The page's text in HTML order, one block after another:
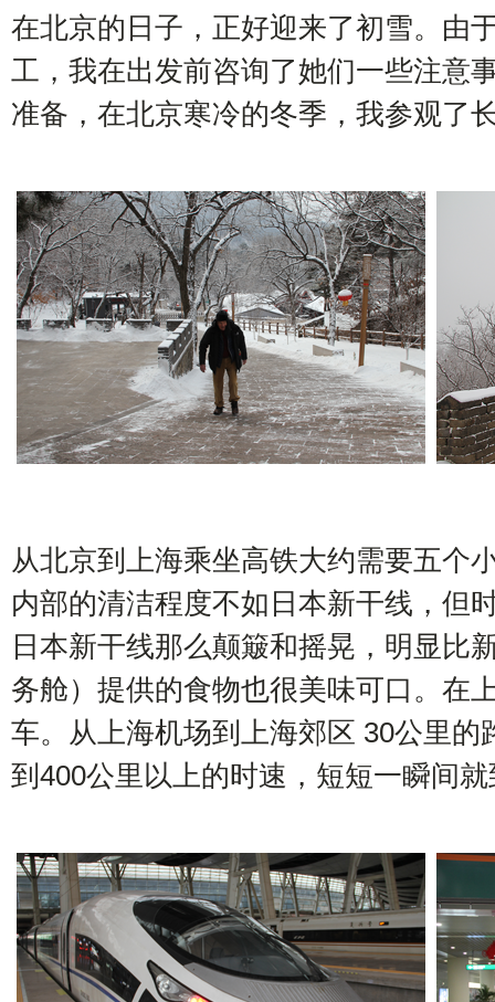
在北京的日子，正好迎来了初雪。由
工，我在出发前咨询了她们一些注意
准备，在北京寒冷的冬季，我参观了
从北京到上海乘坐高铁大约需要五个
内部的清洁程度不如日本新干线，但
日本新干线那么颠簸和摇晃，明显比
务舱）提供的食物也很美味可口。在
车。从上海机场到上海郊区 30公里
到400公里以上的时速，短短一瞬间